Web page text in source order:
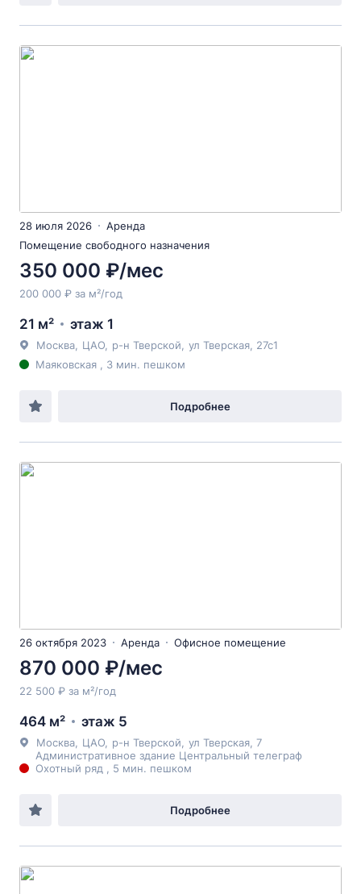
28 июля 2026
Аренда
Помещение свободного назначения
350 000 ₽/мес
200 000 ₽ за м²/год
21 м² этаж 1
Москва ЦАО р-н Тверской ул Тверская , 27с1
Маяковская , 3 мин. пешком
Подробнее
26 октября 2023 Аренда Офисное помещение
870 000 ₽/мес
22 500 ₽ за м²/год
464 м² этаж 5
Москва ЦАО р-н Тверской ул Тверская , 7
Административное здание Центральный телеграф
Охотный ряд , 5 мин. пешком
Подробнее